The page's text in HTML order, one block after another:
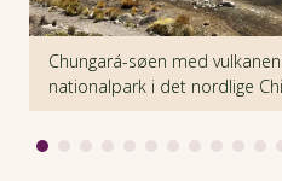
Vi slutter rejsen ved
på Unescos liste over
før Panama-kanalen – var
Chungará-søen med
nationalpark i det nordlige